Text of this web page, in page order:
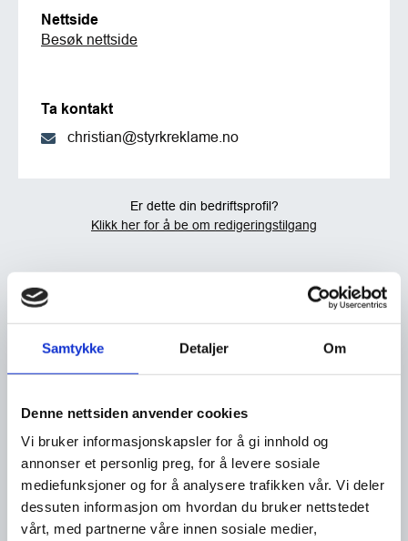
Samtykke Detaljer Om
Denne nettsiden anvender cookies
Vi bruker informasjonskapsler for å gi innhold og
annonser et personlig preg, for å levere sosiale
mediefunksjoner og for å analysere trafikken vår. Vi deler
dessuten informasjon om hvordan du bruker nettstedet
vårt, med partnerne våre innen sosiale medier,
Nettside
Besøk nettside
Ta kontakt
christian@styrkreklame.no
Er dette din bedriftsprofil?
Klikk her for å be om redigeringstilgang